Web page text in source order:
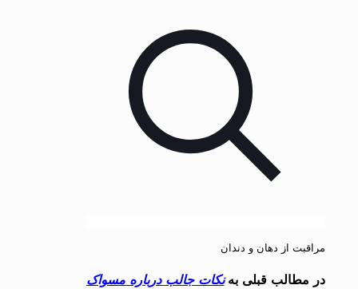
مراقبت از دهان و دندان
در مطالب قبلی بهنکات جالب درباره مسواک